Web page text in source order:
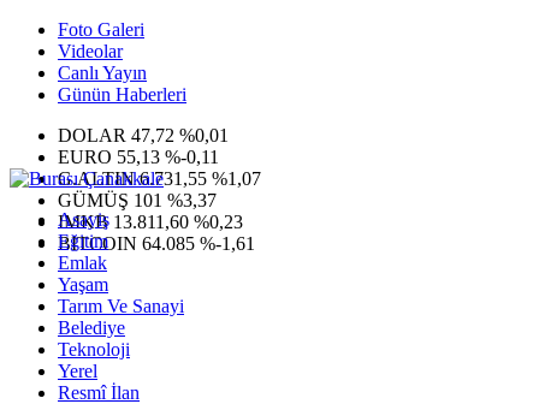
Foto Galeri
Videolar
Canlı Yayın
Günün Haberleri
DOLAR 47,72 %0,01
EURO 55,13 %-0,11
G.ALTIN6.731,55 %1,07
GÜMÜŞ 101 %3,37
IMKB 13.811,60 %0,23
BITCOIN 64.085 %-1,61
Asayiş
Eğitim
Emlak
Yaşam
Tarım Ve Sanayi
Belediye
Teknoloji
Yerel
Resmî İlan